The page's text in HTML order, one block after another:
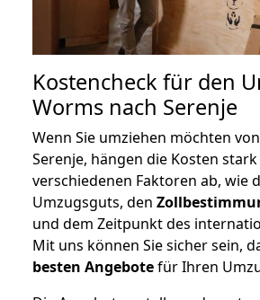
Kostencheck für den
Worms nach Serenje
Wenn Sie umziehen möchten
Serenje, hängen die Kosten
verschiedenen Faktoren ab, wie
Umzugsguts, den
und dem Zeitpunkt des
Mit uns können Sie sicher sein,
besten Angebotefür Ihren